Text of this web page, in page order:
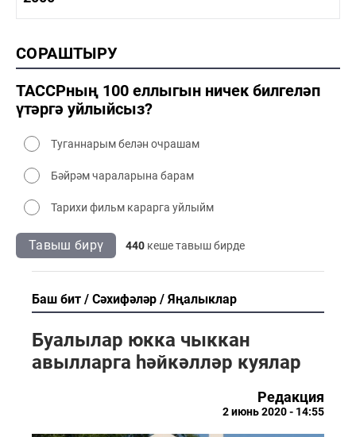
1990-2000 мәдәният
2000 сәнәгать
2000 мәдәният
СОРАШТЫРУ
ТАССРның 100 еллыгын ничек билгеләп
үтәргә уйлыйсыз?
Туганнарым белән очрашам
Бәйрәм чараларына барам
Тарихи фильм карарга уйлыйм
Тавыш бирү 440 кеше тавыш бирде
Баш бит Сәхифәләр Яңалыклар
Буалылар юкка чыккан
авылларга һәйкәлләр куялар
Редакция
2 июнь 2020 - 14:55